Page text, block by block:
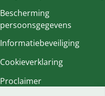
Bescherming
persoonsgegevens
Informatiebeveiliging
Cookieverklaring
Proclaimer